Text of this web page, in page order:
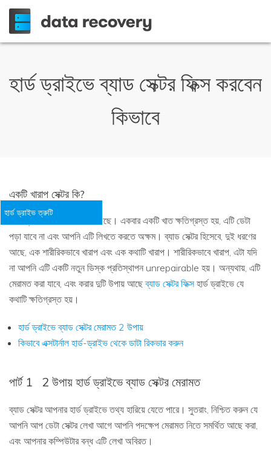
হার্ড ড্রাইভে ব্যাড সেক্টর ফিক্স করবেন
কিভাবে
একটি খারাপ সেক্টর কি?
হার্ড-ড্রাইভ খাতে লক্ষ লক্ষ রয়েছে। একবার একটি খাত ক্ষতিগ্রস্ত হয়, এটি ডেটা
পড়া যাবে না এবং আপনি এটি লিখতে করতে অক্ষম। ব্যাড সেক্টর হিসেবে, দুই ধরণের
আছে, এক শারীরিকভাবে খারাপ এবং এক কথাটি খারাপ। শারীরিকভাবে খারাপ, এটা যদি
না আপনি এটি একটি নতুন ডিস্ক প্রতিস্থাপন unrepairable হয়। অন্যথায়, এটি
মেরামত করা যাবে, এবং করার দুটি উপায় আছেব্যাড সেক্টর ফিক্সহার্ড ড্রাইভে যে
কথাটি ক্ষতিগ্রস্ত হয়।
হার্ড ড্রাইভে ব্যাড সেক্টর মেরামত 2 উপায়
কিভাবে এক্সটার্নাল হার্ড-ড্রাইভ থেকে ডাটা রিকভার করুন
পার্ট 1 2 উপায় হার্ড ড্রাইভে ব্যাড সেক্টর মেরামত
ব্যাড সেক্টর আপনার হার্ড ড্রাইভে তথ্য হারিয়ে যেতে পারে। সুতরাং, নিশ্চিত করুন যে
আপনি আপ ডেটা সেক্টর লেখা আগে আপনি পদক্ষেপ মেরামত নিতে সমর্থিত আছে করা,
এবং আপনার কম্পিউটার বন্ধ এটি লেখা অবিরত।
হার্ড ড্রাইভ ত্রুটি